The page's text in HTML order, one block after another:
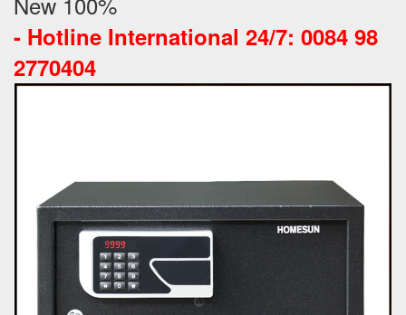
- Hotline International 24/7: 0084 98
2770404